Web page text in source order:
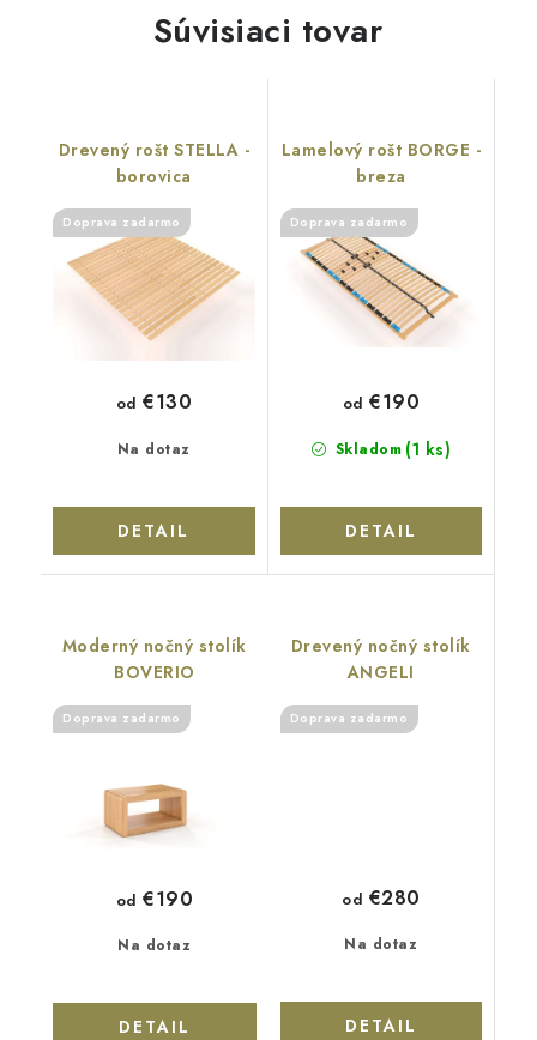
Súvisiaci tovar
Drevený rošt STELLA -
borovica
Doprava zadarmo
Na dotaz
od €130
DETAIL
Lamelový rošt BORGE -
breza
Doprava zadarmo
Skladom (1 ks)
od €190
DETAIL
Moderný nočný stolík
BOVERIO
Doprava zadarmo
Na dotaz
od €190
DETAIL
Drevený nočný stolík
ANGELI
Doprava zadarmo
Na dotaz
od €280
DETAIL